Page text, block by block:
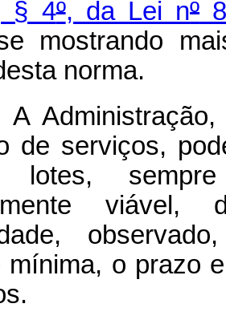
§ 4º, da Lei nº
mostrando
norma.
Administração,
de serviços,
lotes,
mínima, o prazo